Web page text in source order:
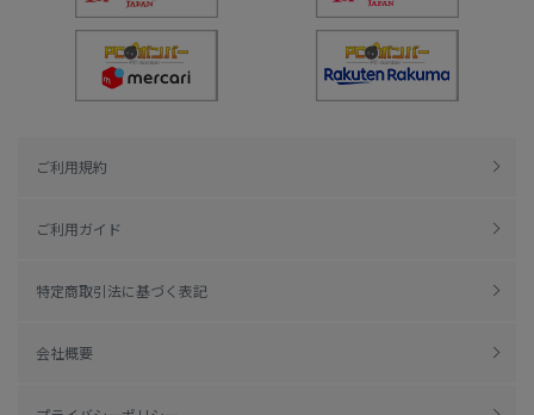
ご利用規約
ご利用ガイド
特定商取引法に基づく表記
会社概要